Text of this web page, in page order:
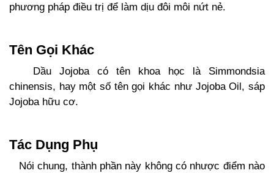
phương pháp điều trị để làm dịu đôi môi nứt nẻ.
Tên Gọi Khác
Dầu Jojoba có tên khoa học là Simmondsia
chinensis, hay một số tên gọi khác như Jojoba Oil, sáp
Jojoba hữu cơ.
Tác Dụng Phụ
Nói chung, thành phần này không có nhược điểm nào